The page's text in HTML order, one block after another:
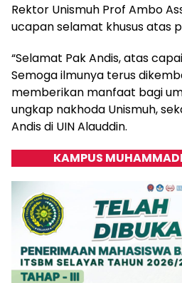
Rektor Unismuh Prof Ambo
ucapan selamat khusus atas
“Selamat Pak Andis, atas
Semoga ilmunya terus
memberikan manfaat bagi
ungkap nakhoda Unismuh,
Andis di UIN Alauddin.
KAMPUS